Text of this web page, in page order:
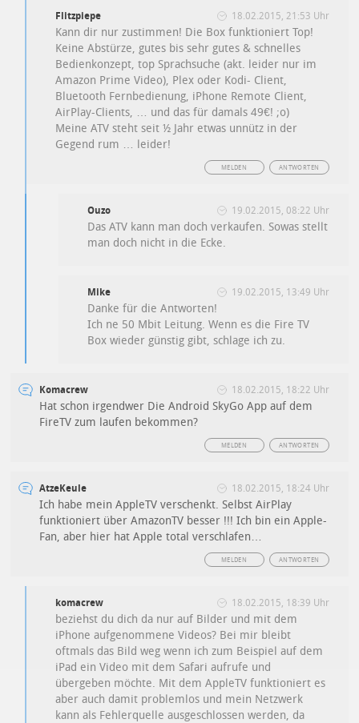
Flitzpiepe 18.02.2015, 21:53 Uhr
Kann dir nur zustimmen! Die Box funktioniert Top!
Keine Abstürze, gutes bis sehr gutes & schnelles
Bedienkonzept, top Sprachsuche (akt. leider nur im
Amazon Prime Video), Plex oder Kodi- Client,
Bluetooth Fernbedienung, iPhone Remote Client,
AirPlay-Clients, … und das für damals 49€! ;o)
Meine ATV steht seit ½ Jahr etwas unnütz in der
Gegend rum … leider!
ANTWORTEN
MELDEN
Ouzo 19.02.2015, 08:22 Uhr
Das ATV kann man doch verkaufen. Sowas stellt
man doch nicht in die Ecke.
Mike 19.02.2015, 13:49 Uhr
Danke für die Antworten!
Ich ne 50 Mbit Leitung. Wenn es die Fire TV
Box wieder günstig gibt, schlage ich zu.
Komacrew 18.02.2015, 18:22 Uhr
Hat schon irgendwer Die Android SkyGo App auf dem
FireTV zum laufen bekommen?
ANTWORTEN
MELDEN
AtzeKeule 18.02.2015, 18:24 Uhr
Ich habe mein AppleTV verschenkt. Selbst AirPlay
funktioniert über AmazonTV besser !!! Ich bin ein Apple-
Fan, aber hier hat Apple total verschlafen…
ANTWORTEN
MELDEN
komacrew 18.02.2015, 18:39 Uhr
beziehst du dich da nur auf Bilder und mit dem
iPhone aufgenommene Videos? Bei mir bleibt
oftmals das Bild weg wenn ich zum Beispiel auf dem
iPad ein Video mit dem Safari aufrufe und
übergeben möchte. Mit dem AppleTV funktioniert es
aber auch damit problemlos und mein Netzwerk
kann als Fehlerquelle ausgeschlossen werden, da